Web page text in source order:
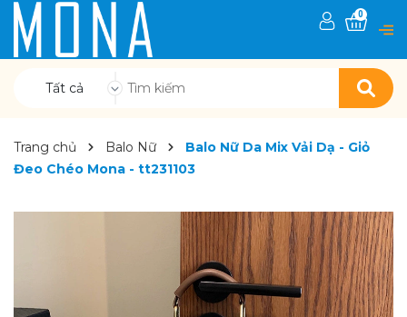
Tất cả
0
Trang chủ Balo Nữ
Balo Nữ Da Mix Vải Dạ - Giỏ
Đeo Chéo Mona - tt231103